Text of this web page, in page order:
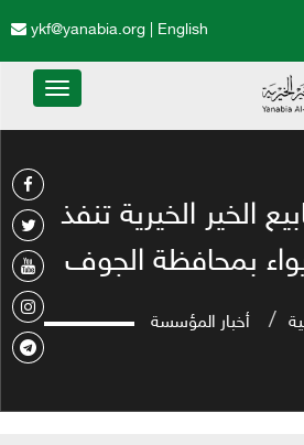
English
ykf@yanabia.org
Toggle
الخير الخيرية تنفذ
بمحافظة الجوف
أخبار المؤسسة